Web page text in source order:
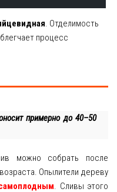
. Отделимость
процесс
примерно до 40–50
можно собрать после
Опылители дереву
. Сливы этого